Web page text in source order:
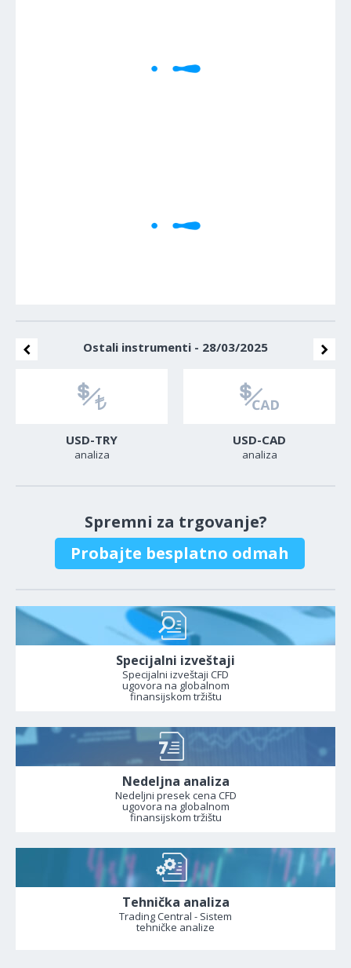
Ostali instrumenti - 28/03/2025
USD-TRY
analiza
USD-CAD
analiza
Spremni za trgovanje?
Probajte besplatno odmah
Specijalni izveštaji
Specijalni izveštaji CFD
ugovora na globalnom
finansijskom tržištu
Nedeljna analiza
Nedeljni presek cena CFD
ugovora na globalnom
finansijskom tržištu
Tehnička analiza
Trading Central - Sistem
tehničke analize